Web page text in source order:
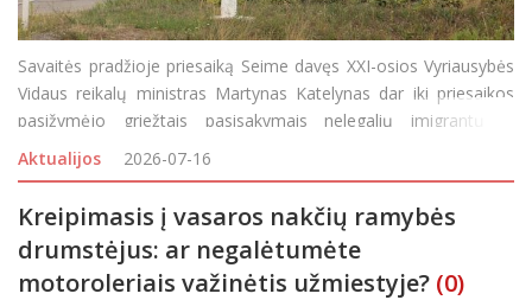
Savaitės pradžioje priesaiką Seime davęs XXI-osios Vyriausybės
Vidaus reikalų ministras Martynas Katelynas dar iki priesaikos
pasižymėjo griežtais pasisakymais nelegalių imigrantų iš
Latvijos į Lietuvą tema teigdamas, jog kaimynei nesusitvarkant
su migrantų srautu, neatmestų galimybės grąžint
Aktualijos 2026-07-16
Kreipimasis į vasaros nakčių ramybės
drumstėjus: ar negalėtumėte
motoroleriais važinėtis užmiestyje? (0)